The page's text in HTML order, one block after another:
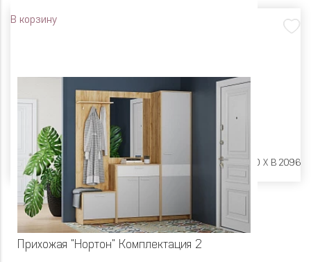
В корзину
Размеры: Ш 1300 X Г 400 X В 2096
Прихожая "Нортон" Комплектация 2